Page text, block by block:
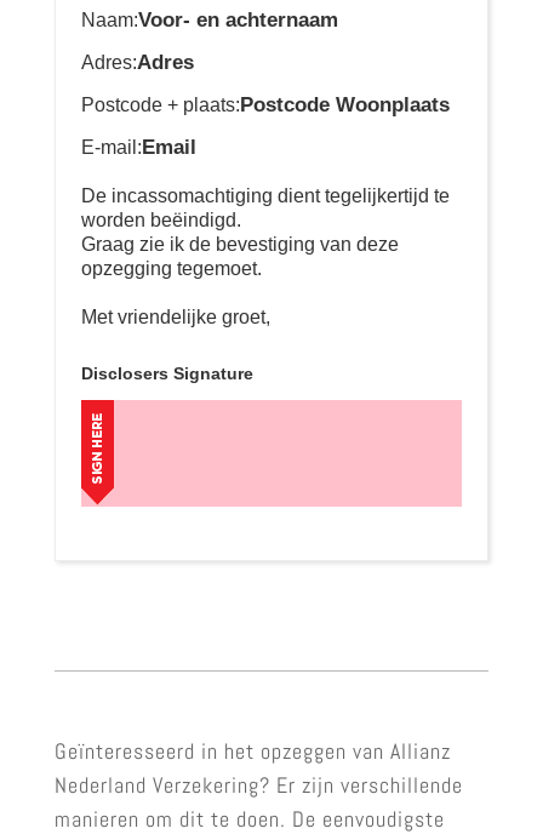
Naam:Voor- en achternaam
Adres:Adres
Postcode + plaats:Postcode Woonplaats
E-mail:Email
De incassomachtiging dient tegelijkertijd te
worden beëindigd.
Graag zie ik de bevestiging van deze
opzegging tegemoet.
Met vriendelijke groet,
Disclosers Signature
Geïnteresseerd in het opzeggen van Allianz
Nederland Verzekering? Er zijn verschillende
manieren om dit te doen. De eenvoudigste